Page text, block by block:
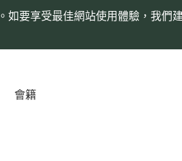
如要享受最佳網站使用體驗，我們
會籍